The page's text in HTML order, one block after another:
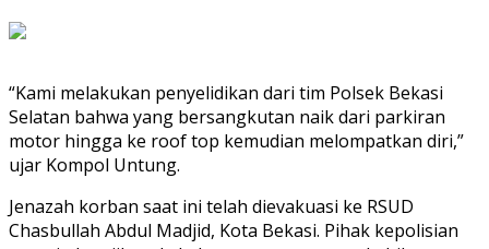
“Kami melakukan penyelidikan dari tim Polsek Bekasi
Selatan bahwa yang bersangkutan naik dari parkiran
motor hingga ke roof top kemudian melompatkan diri,”
ujar Kompol Untung.
Jenazah korban saat ini telah dievakuasi ke RSUD
Chasbullah Abdul Madjid, Kota Bekasi. Pihak kepolisian